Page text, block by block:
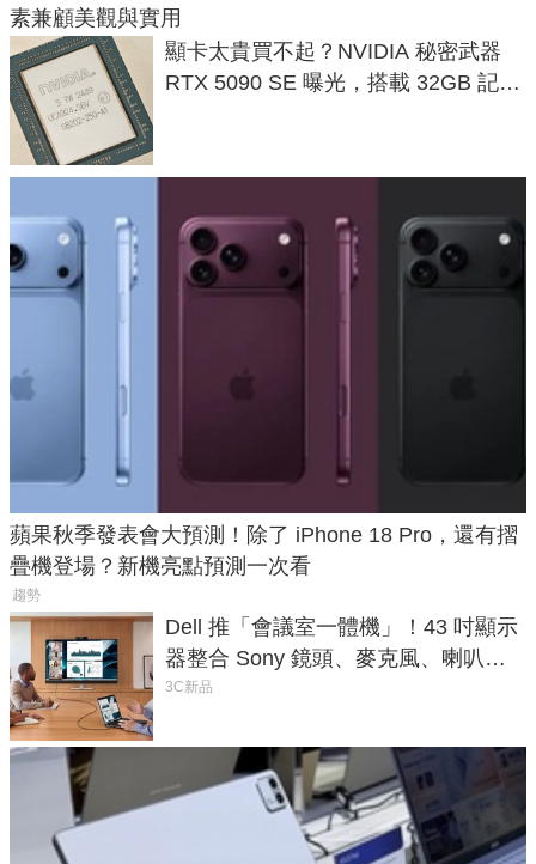
素兼顧美觀與實用
顯卡太貴買不起？NVIDIA 秘密武器
RTX 5090 SE 曝光，搭載 32GB 記憶
蘋果秋季發表會大預測！除了 iPhone 18 Pro，還有摺
疊機登場？新機亮點預測一次看
趨勢
Dell 推「會議室一體機」！43 吋顯示
器整合 Sony 鏡頭、麥克風、喇叭，
一條 USB-C 就能開會
3C新品